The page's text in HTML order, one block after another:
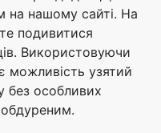
на нашому сайті. На
подивитися
Використовуючи
можливість узятий
без особливих